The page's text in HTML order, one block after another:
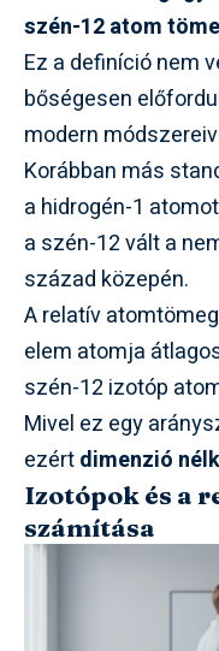
szén-12 atom
Ez a definíció nem
bőségesen
modern
Korábban más
a hidrogén-1
a szén-12 vált a
század közepén.
A relatív
elem atomja
szén-12 izotóp
Mivel ez egy
ezértdimenzió
Izotópok és a
számítása